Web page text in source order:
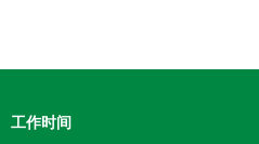
工作时间